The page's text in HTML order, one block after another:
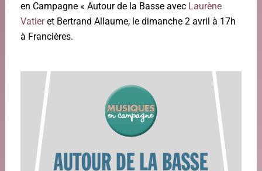
en Campagne « Autour de la Basse avec Laurène
Vatier et Bertrand Allaume, le dimanche 2 avril à 17h
à Francières.